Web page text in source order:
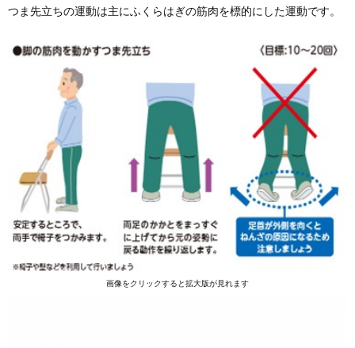
つま先立ちの運動は主にふくらはぎの筋肉を標的にした運動です。
画像をクリックすると拡大版が見れます